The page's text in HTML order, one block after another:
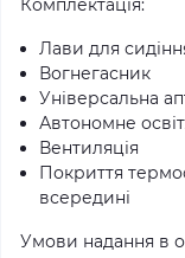
Комплектація:
Лави для
Вогнегасник
Універсальна
Автономне
Вентиляція
Покриття
всередині
Умови надання в